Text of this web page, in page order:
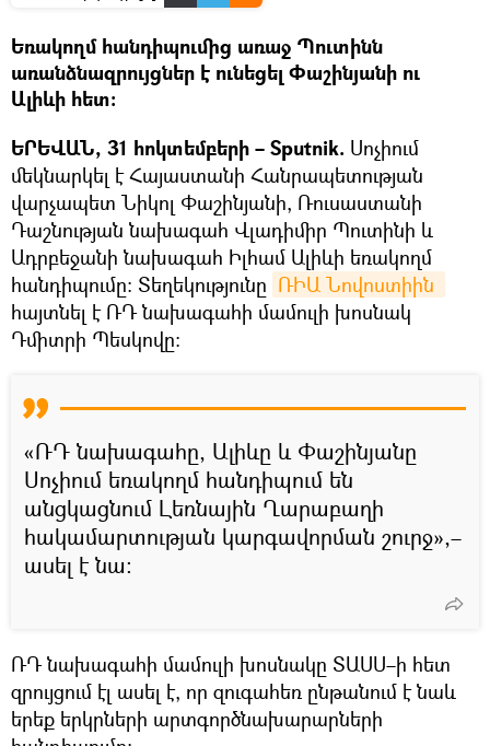
Եռակողմ հանդիպումից առաջ Պուտինն
առանձնազրույցներ է ունեցել Փաշինյանի ու
Ալիևի հետ։
ԵՐԵՎԱՆ, 31 հոկտեմբերի – Sputnik. Սոչիում
մեկնարկել է Հայաստանի Հանրապետության
վարչապետ Նիկոլ Փաշինյանի, Ռուսաստանի
Դաշնության նախագահ Վլադիմիր Պուտինի և
Ադրբեջանի նախագահ Իլհամ Ալիևի եռակողմ
հանդիպումը։ Տեղեկությունը
հայտնել է ՌԴ նախագահի մամուլի խոսնակ
Դմիտրի Պեսկովը։
«ՌԴ նախագահը, Ալիևը և Փաշինյանը
Սոչիում եռակողմ հանդիպում են
անցկացնում Լեռնային Ղարաբաղի
հակամարտության կարգավորման շուրջ»,–
ասել է նա:
ՌԴ նախագահի մամուլի խոսնակը ՏԱՍՍ–ի հետ
զրույցում էլ ասել է, որ զուգահեռ ընթանում է նաև
երեք երկրների արտգործնախարարների